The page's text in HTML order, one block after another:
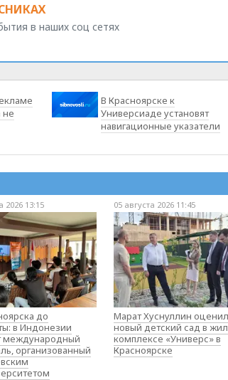
в наших соц сетях
не
В Красноярске к
Универсиаде установят
навигационные указатели
2026 13:15
до
в Индонезии
международный
организованный
05 августа 2026 11:45
Марат Хуснуллин оценил
новый детский сад в
комплексе «Универс» в
Красноярске